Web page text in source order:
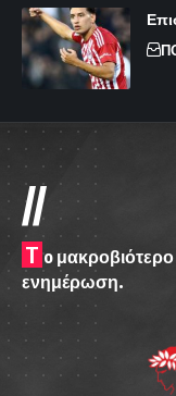
//
T o
ενημέρωση.